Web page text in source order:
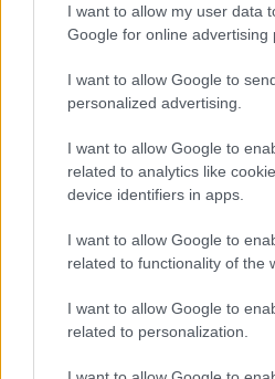
I want to allow my user data
Google for online advertising
I want to allow Google to
personalized advertising.
I want to allow Google to
related to analytics like
device identifiers in apps.
I want to allow Google to
related to functionality of the
I want to allow Google to
related to personalization.